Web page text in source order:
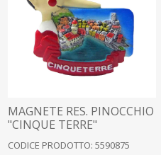
MAGNETE RES. PINOCCHIO
"CINQUE TERRE"
CODICE PRODOTTO: 5590875